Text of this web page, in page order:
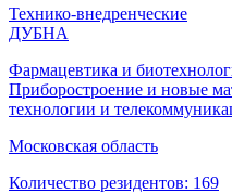
Технико-внедренческие
ДУБНА
Фармацевтика и
Приборостроение и новые
технологии и
Московская область
Количество резидентов: 169